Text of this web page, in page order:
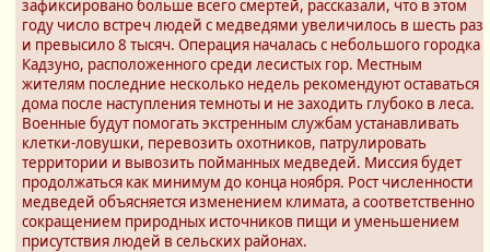
зафиксировано больше всего смертей, рассказали, что в этом
году число встреч людей с медведями увеличилось в шесть раз
и превысило 8 тысяч. Операция началась с небольшого городка
Кадзуно, расположенного среди лесистых гор. Местным
жителям последние несколько недель рекомендуют оставаться
дома после наступления темноты и не заходить глубоко в леса.
Военные будут помогать экстренным службам устанавливать
клетки-ловушки, перевозить охотников, патрулировать
территории и вывозить пойманных медведей. Миссия будет
продолжаться как минимум до конца ноября. Рост численности
медведей объясняется изменением климата, а соответственно
сокращением природных источников пищи и уменьшением
присутствия людей в сельских районах.